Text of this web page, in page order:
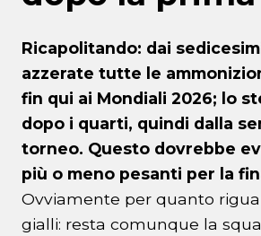
Ricapolitando: dai
azzerate tutte le
fin qui ai Mondiali 2026; lo
dopo i quarti, quindi dalla
torneo. Questo dovrebbe
più o meno pesanti per la
Ovviamente per quanto
gialli: resta comunque la